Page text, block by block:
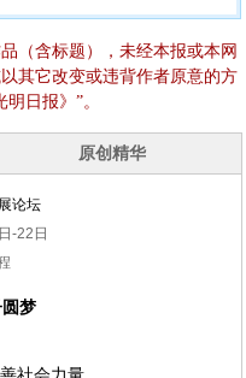
（含标题），未经本报或本网
其它改变或违背作者原意的方
日报》”。